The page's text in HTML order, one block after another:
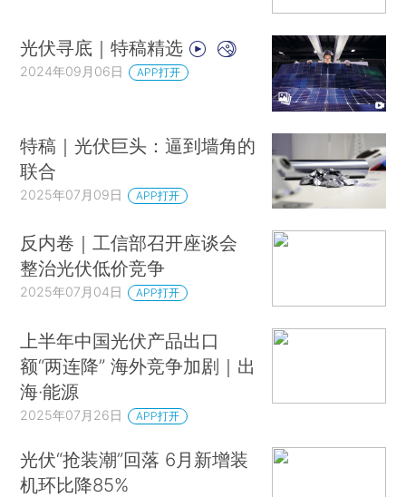
光伏寻底｜特稿精选
2024年09月06日 APP打开
特稿｜光伏巨头：逼到墙角的
联合
2025年07月09日 APP打开
反内卷｜工信部召开座谈会
整治光伏低价竞争
2025年07月04日 APP打开
上半年中国光伏产品出口
额“两连降” 海外竞争加剧｜出
海·能源
2025年07月26日 APP打开
光伏“抢装潮”回落 6月新增装
机环比降85%